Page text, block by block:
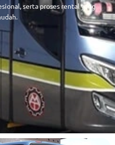
serta proses rental yang